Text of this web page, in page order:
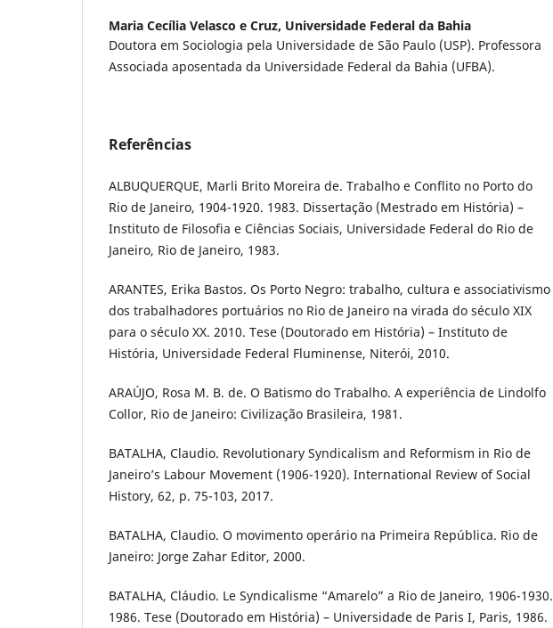
Maria Cecília Velasco e Cruz, Universidade Federal da Bahia
Doutora em Sociologia pela Universidade de São Paulo (USP). Professora
Associada aposentada da Universidade Federal da Bahia (UFBA).
Referências
ALBUQUERQUE, Marli Brito Moreira de. Trabalho e Conflito no Porto do
Rio de Janeiro, 1904-1920. 1983. Dissertação (Mestrado em História) –
Instituto de Filosofia e Ciências Sociais, Universidade Federal do Rio de
Janeiro, Rio de Janeiro, 1983.
ARANTES, Erika Bastos. Os Porto Negro: trabalho, cultura e associativismo
dos trabalhadores portuários no Rio de Janeiro na virada do século XIX
para o século XX. 2010. Tese (Doutorado em História) – Instituto de
História, Universidade Federal Fluminense, Niterói, 2010.
ARAÚJO, Rosa M. B. de. O Batismo do Trabalho. A experiência de Lindolfo
Collor, Rio de Janeiro: Civilização Brasileira, 1981.
BATALHA, Claudio. Revolutionary Syndicalism and Reformism in Rio de
Janeiro’s Labour Movement (1906-1920). International Review of Social
History, 62, p. 75-103, 2017.
BATALHA, Claudio. O movimento operário na Primeira República. Rio de
Janeiro: Jorge Zahar Editor, 2000.
BATALHA, Cláudio. Le Syndicalisme “Amarelo” a Rio de Janeiro, 1906-1930.
1986. Tese (Doutorado em História) – Universidade de Paris I, Paris, 1986.